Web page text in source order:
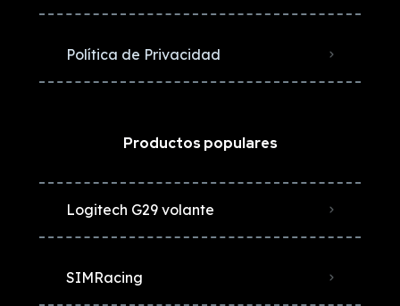
Política de Privacidad
Productos populares
Logitech G29 volante
SIMRacing